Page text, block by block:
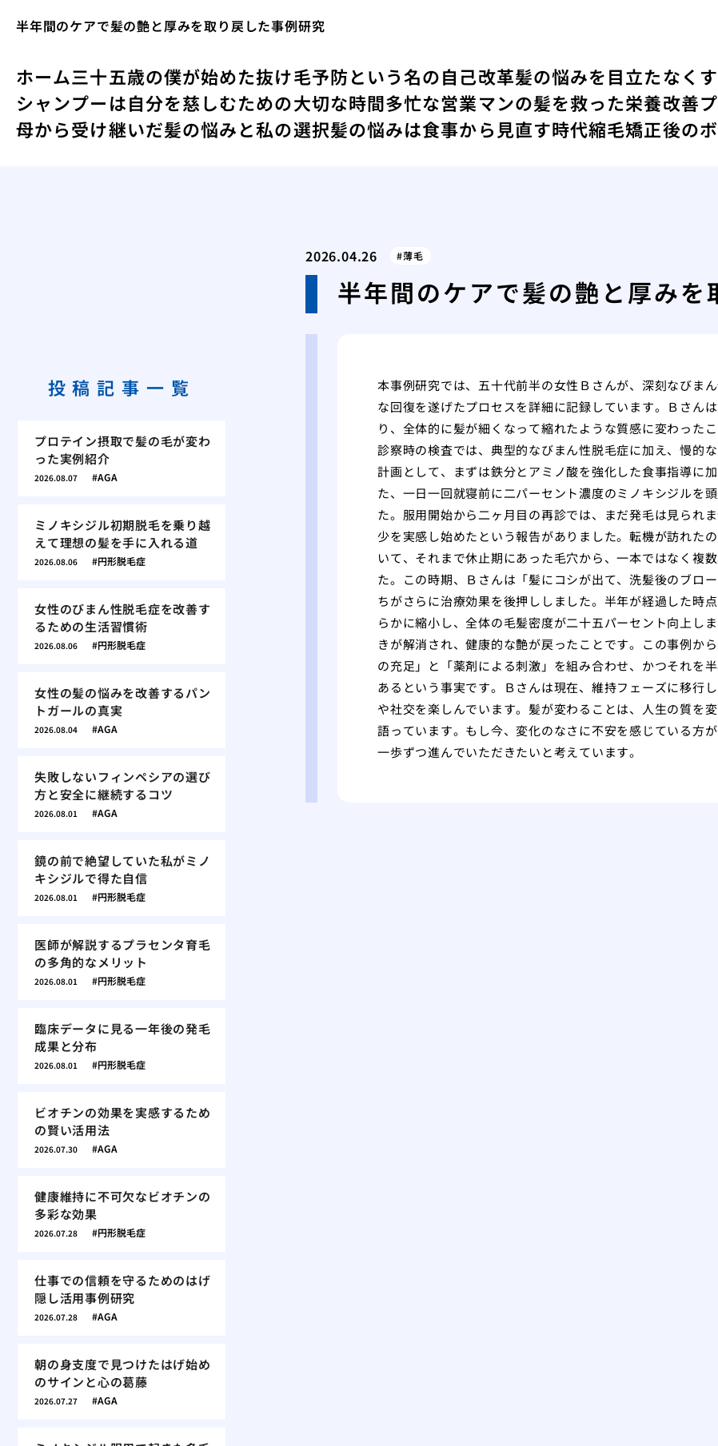
半年間のケアで髪の艶と厚みを取り戻した事例研究
ホーム三十五歳の僕が始めた抜け毛予防という名の自己改革髪の悩みを目立たなく
シャンプーは自分を慈しむための大切な時間多忙な営業マンの髪を救った栄養改善
母から受け継いだ髪の悩みと私の選択髪の悩みは食事から見直す時代縮毛矯正後の
2026.04.26 薄毛
半年間のケアで髪の艶と厚みを
本事例研究では、五十代前半の女性Ｂさんが、深刻なびま
な回復を遂げたプロセスを詳細に記録しています。Ｂさん
り、全体的に髪が細くなって縮れたような質感に変わった
診察時の検査では、典型的なびまん性脱毛症に加え、慢的
計画として、まずは鉄分とアミノ酸を強化した食事指導に
た、一日一回就寝前に二パーセント濃度のミノキシジルを
た。服用開始から二ヶ月目の再診では、まだ発毛は見られ
少を実感し始めたという報告がありました。転機が訪れた
いて、それまで休止期にあった毛穴から、一本ではなく複
た。この時期、Ｂさんは「髪にコシが出て、洗髪後のブロ
ちがさらに治療効果を後押ししました。半年が経過した時
らかに縮小し、全体の毛髪密度が二十五パーセント向上し
きが解消され、健康的な艶が戻ったことです。この事例か
の充足」と「薬剤による刺激」を組み合わせ、かつそれを
あるという事実です。Ｂさんは現在、維持フェーズに移行
や社交を楽しんでいます。髪が変わることは、人生の質を
語っています。もし今、変化のなさに不安を感じている方
一歩ずつ進んでいただきたいと考えています。
投稿記事一覧
プロテイン摂取で髪の毛が変わ
った実例紹介
2026.08.07 AGA
ミノキシジル初期脱毛を乗り越
えて理想の髪を手に入れる道
2026.08.06 円形脱毛症
女性のびまん性脱毛症を改善す
るための生活習慣術
2026.08.06 円形脱毛症
女性の髪の悩みを改善するパン
トガールの真実
2026.08.04 AGA
失敗しないフィンペシアの選び
方と安全に継続するコツ
2026.08.01 AGA
鏡の前で絶望していた私がミノ
キシジルで得た自信
2026.08.01 円形脱毛症
医師が解説するプラセンタ育毛
の多角的なメリット
2026.08.01 円形脱毛症
臨床データに見る一年後の発毛
成果と分布
2026.08.01 円形脱毛症
ビオチンの効果を実感するため
の賢い活用法
2026.07.30 AGA
健康維持に不可欠なビオチンの
多彩な効果
2026.07.28 円形脱毛症
仕事での信頼を守るためのはげ
隠し活用事例研究
2026.07.28 AGA
朝の身支度で見つけたはげ始め
のサインと心の葛藤
2026.07.27 AGA